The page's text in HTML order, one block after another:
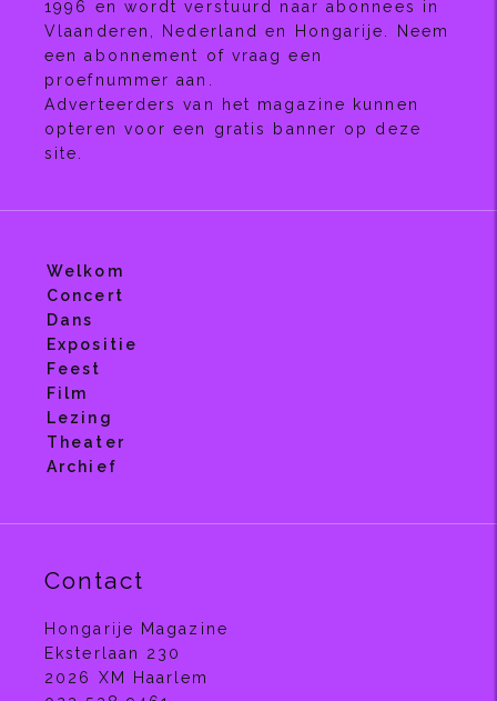
1996 en wordt verstuurd naar abonnees in
Vlaanderen, Nederland en Hongarije. Neem
een abonnement of vraag een
proefnummer aan.
Adverteerders van het magazine kunnen
opteren voor een gratis banner op deze
site.
Welkom
Concert
Dans
Expositie
Feest
Film
Lezing
Theater
Archief
Contact
Hongarije Magazine
Eksterlaan 230
2026 XM Haarlem